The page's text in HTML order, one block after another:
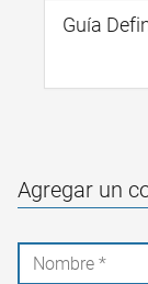
Guía
Agregar un